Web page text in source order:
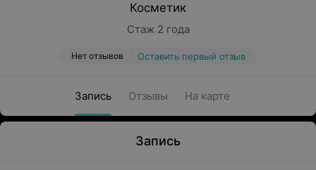
Косметик
Стаж 2 года
Нет отзывов Оставить первый отзыв
Запись Отзывы На карте
Запись